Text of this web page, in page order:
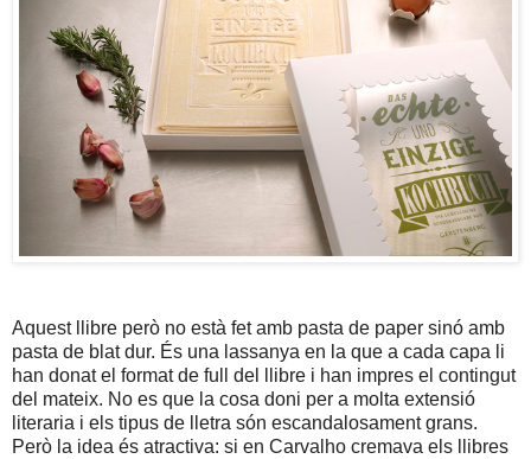
Aquest llibre però no està fet amb pasta de paper sinó amb
pasta de blat dur. És una lassanya en la que a cada capa li
han donat el format de full del llibre i han impres el contingut
del mateix. No es que la cosa doni per a molta extensió
literaria i els tipus de lletra són escandalosament grans.
Però la idea és atractiva: si en Carvalho cremava els llibres